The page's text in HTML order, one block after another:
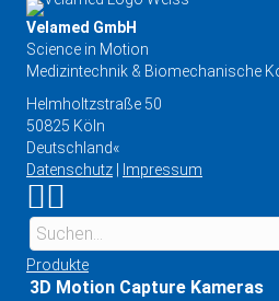
Velamed GmbH
Science in Motion
Medizintechnik & Biomechanische
Helmholtzstraße 50
50825 Köln
Deutschland«
Datenschutz
Impressum
Link zu Instagram
Link zu YouTube
Produkte
3D Motion Capture Kameras